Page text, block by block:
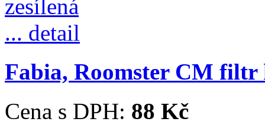
... detail
Fabia, Roomster CM
Cena s DPH: 88 Kč